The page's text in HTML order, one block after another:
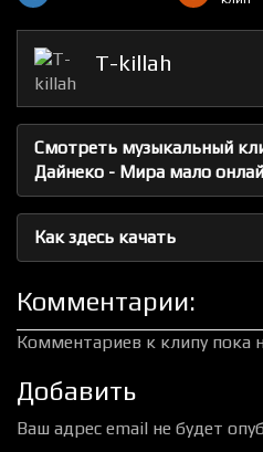
T-killah
Смотреть музыкальный
Дайнеко - Мира мало
Как здесь качать
Комментарии:
Комментариев к клипу пока
Добавить
Ваш адрес email не будет